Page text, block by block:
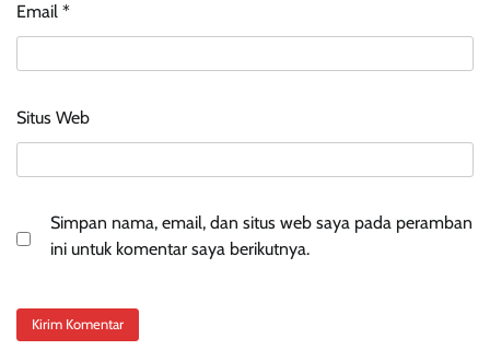
Email *
Situs Web
Simpan nama, email, dan situs web saya pada peramban
ini untuk komentar saya berikutnya.